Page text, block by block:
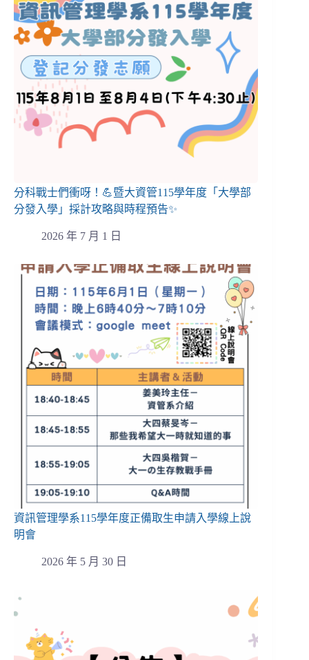
分科戰士們衝呀！💪暨大資管115學年度「大學部
分發入學」採計攻略與時程預告✨
2026 年 7 月 1 日
資訊管理學系115學年度正備取生申請入學線上說
明會
2026 年 5 月 30 日